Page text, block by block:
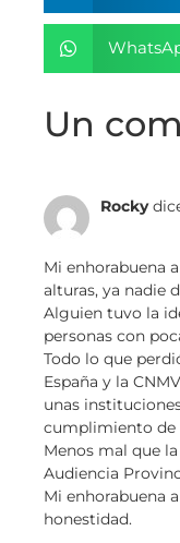
Un
Rocky
Mi enhorabuena
alturas, ya nadie
Alguien tuvo la
personas con
Todo lo que
España y la
unas
cumplimiento de
Menos mal que
Audiencia
Mi enhorabuena
honestidad.